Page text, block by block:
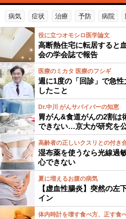
病気 症状 治療 予防 病院
役に立つオモシロ医学論文
高断熱住宅に転居すると
会の学会誌で報告
医療のミカタ 医療のフシギ
週に1度の「回診」で急
したこと
Dr.中川 がんサバイバーの知恵
胃がん&食道がんの2割は
できない…京大が研究を
高齢者の正しいクスリとの付き
湿布薬を使うなら光線過
心できない
夏に増えるお腹の病気
【虚血性腸炎】突然の左
イン
体内時計を壊す食べ方、正す食